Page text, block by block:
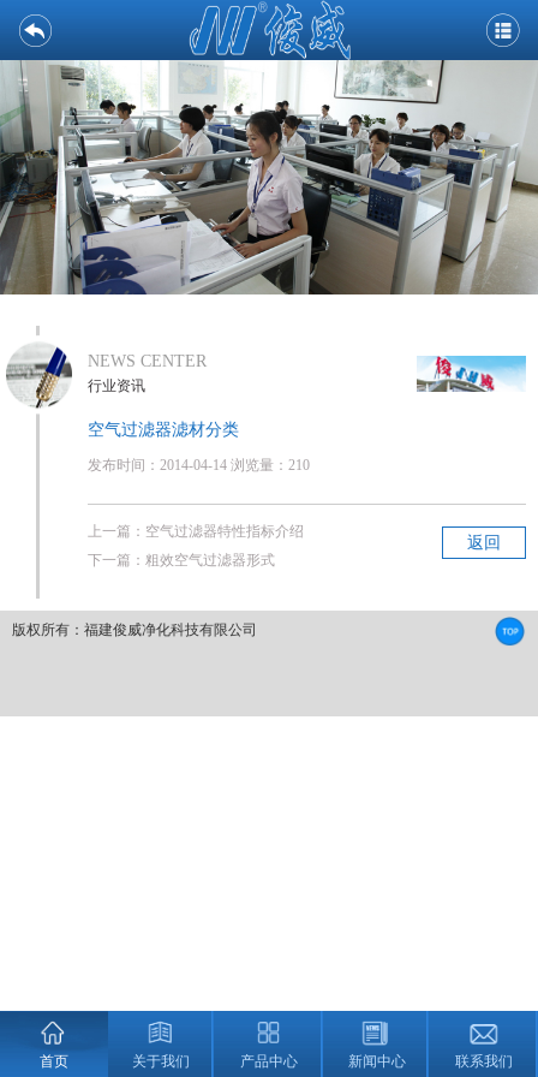
NEWS CENTER
行业资讯
空气过滤器滤材分类
发布时间：2014-04-14 浏览量：210
返回
上一篇： 空气过滤器特性指标介绍
下一篇： 粗效空气过滤器形式
版权所有：福建俊威净化科技有限公司
首页 关于我们 产品中心 新闻中心 联系我们